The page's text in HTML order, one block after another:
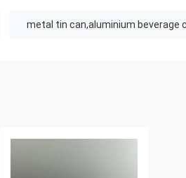
metal tin can,aluminium beverage